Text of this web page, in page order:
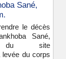
Sané,
le décès
Sané,
du site
levée du corps